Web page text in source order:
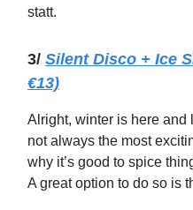
statt.
3/ Silent Disco + Ice
€13)
Alright, winter is here and
not always the most
why it’s good to spice
A great option to do so is